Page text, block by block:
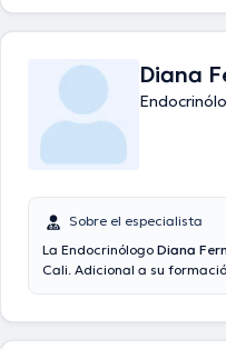
Diana
Sobre el especialista
La Endocrinólogo Diana
Cali. Adicional a su